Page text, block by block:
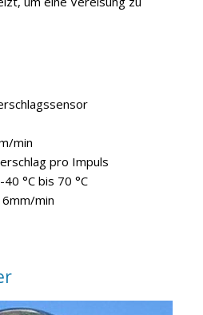
min
pro Impuls
°C bis 70 °C
6mm/min